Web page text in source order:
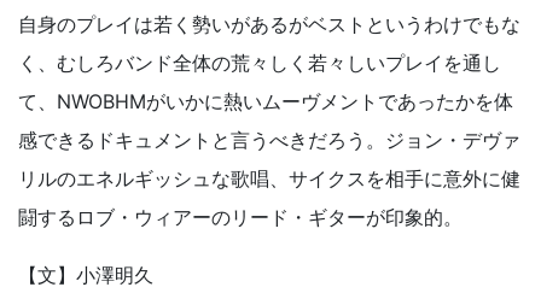
自身のプレイは若く勢いがあるがベストというわけでもな
く、むしろバンド全体の荒々しく若々しいプレイを通し
て、NWOBHMがいかに熱いムーヴメントであったかを体
感できるドキュメントと言うべきだろう。ジョン・デヴァ
リルのエネルギッシュな歌唱、サイクスを相手に意外に健
闘するロブ・ウィアーのリード・ギターが印象的。
【文】小澤明久